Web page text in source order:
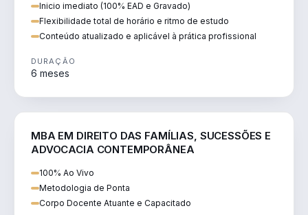
Inicio imediato (100% EAD e Gravado)
Flexibilidade total de horário e ritmo de estudo
Conteúdo atualizado e aplicável à prática profissional
DURAÇÃO
6 meses
MBA EM DIREITO DAS FAMÍLIAS, SUCESSÕES E
ADVOCACIA CONTEMPORÂNEA
100% Ao Vivo
Metodologia de Ponta
Corpo Docente Atuante e Capacitado